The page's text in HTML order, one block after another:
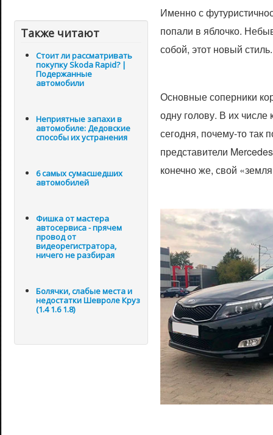
Также читают
Стоит ли рассматривать
покупку Skoda Rapid? |
Подержанные
автомобили
Неприятные запахи в
автомобиле: Дедовские
способы их устранения
6 самых сумасшедших
автомобилей
Фишка от мастера
автосервиса - прячем
провод от
видеорегистратора,
ничего не разбирая
Болячки, слабые места и
недостатки Шевроле Круз
(1.4 1.6 1.8)
Именно с
попали в яблочко.
собой, этот новый стиль.
Основные соперники
одну голову. В их числе
сегодня, почему-то
представители
конечно же, свой